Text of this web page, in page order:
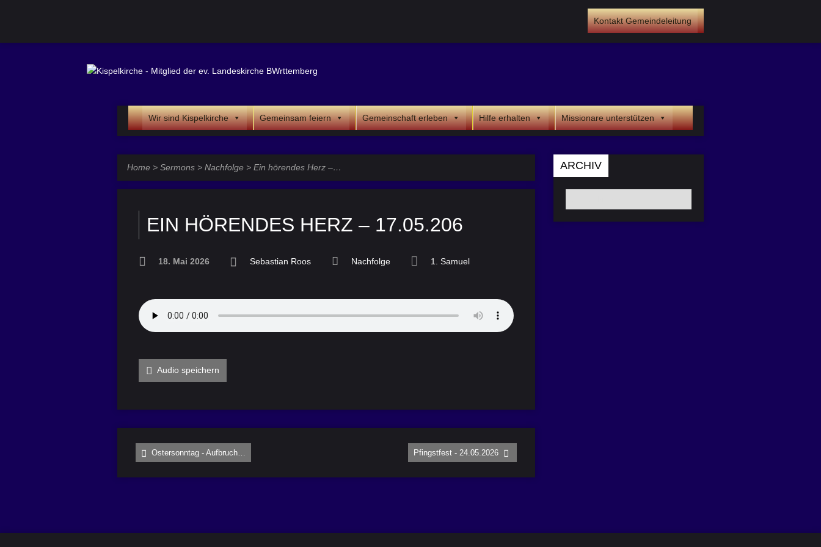
Kontakt Gemeindeleitung
Wir sind Kispelkirche Gemeinsam feiern Gemeinschaft erleben Hilfe erhalten Missionare unterstützen
Home > Sermons > Nachfolge > Ein hörendes Herz –…
EIN HÖRENDES HERZ – 17.05.206
18. Mai 2026 Sebastian Roos Nachfolge 1. Samuel
Audio speichern
Ostersonntag - Aufbruch… Pfingstfest - 24.05.2026
ARCHIV